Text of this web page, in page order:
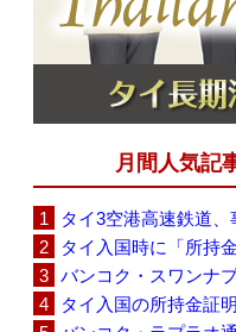
月間人気記